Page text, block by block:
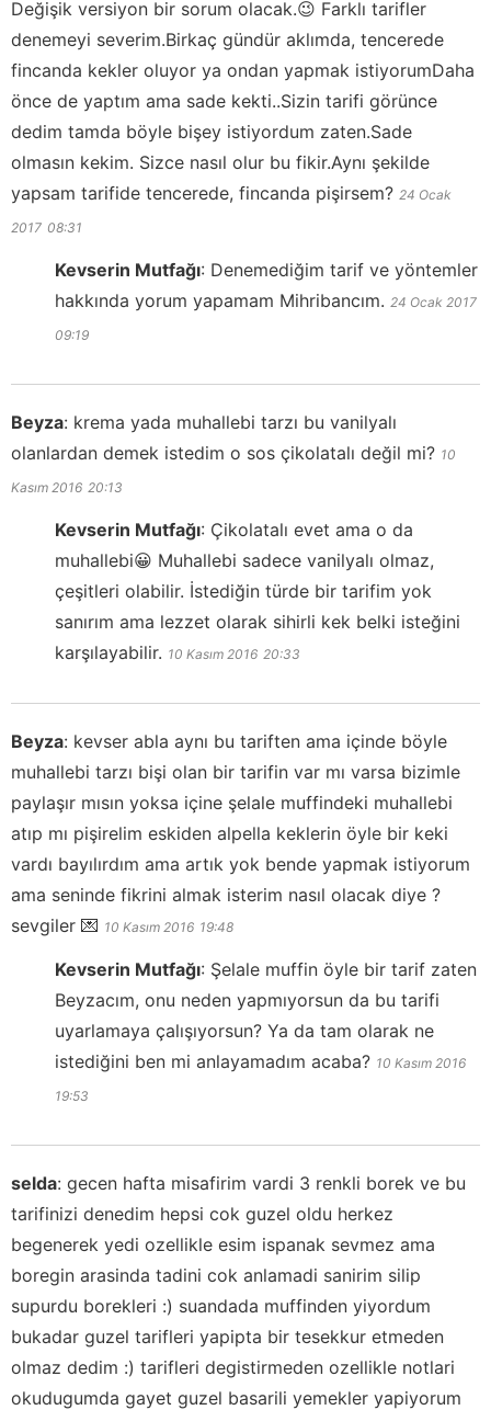
Değişik versiyon bir sorum olacak.😉 Farklı tarifler
denemeyi severim.Birkaç gündür aklımda, tencerede
fincanda kekler oluyor ya ondan yapmak istiyorumDaha
önce de yaptım ama sade kekti..Sizin tarifi görünce
dedim tamda böyle bişey istiyordum zaten.Sade
olmasın kekim. Sizce nasıl olur bu fikir.Aynı şekilde
yapsam tarifide tencerede, fincanda pişirsem? 24 Ocak
2017 08:31
Kevserin Mutfağı: Denemediğim tarif ve yöntemler
hakkında yorum yapamam Mihribancım. 24 Ocak 2017
09:19
Beyza: krema yada muhallebi tarzı bu vanilyalı
olanlardan demek istedim o sos çikolatalı değil mi? 10
Kasım 2016 20:13
Kevserin Mutfağı: Çikolatalı evet ama o da
muhallebi😀 Muhallebi sadece vanilyalı olmaz,
çeşitleri olabilir. İstediğin türde bir tarifim yok
sanırım ama lezzet olarak sihirli kek belki isteğini
karşılayabilir. 10 Kasım 2016 20:33
Beyza: kevser abla aynı bu tariften ama içinde böyle
muhallebi tarzı bişi olan bir tarifin var mı varsa bizimle
paylaşır mısın yoksa içine şelale muffindeki muhallebi
atıp mı pişirelim eskiden alpella keklerin öyle bir keki
vardı bayılırdım ama artık yok bende yapmak istiyorum
ama seninde fikrini almak isterim nasıl olacak diye ?
sevgiler 💌 10 Kasım 2016 19:48
Kevserin Mutfağı: Şelale muffin öyle bir tarif zaten
Beyzacım, onu neden yapmıyorsun da bu tarifi
uyarlamaya çalışıyorsun? Ya da tam olarak ne
istediğini ben mi anlayamadım acaba? 10 Kasım 2016
19:53
selda: gecen hafta misafirim vardi 3 renkli borek ve bu
tarifinizi denedim hepsi cok guzel oldu herkez
begenerek yedi ozellikle esim ispanak sevmez ama
boregin arasinda tadini cok anlamadi sanirim silip
supurdu borekleri :) suandada muffinden yiyordum
bukadar guzel tarifleri yapipta bir tesekkur etmeden
olmaz dedim :) tarifleri degistirmeden ozellikle notlari
okudugumda gayet guzel basarili yemekler yapiyorum